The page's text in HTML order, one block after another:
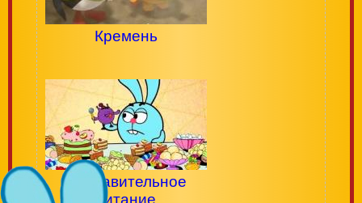
Кремень
Исправительное
питание